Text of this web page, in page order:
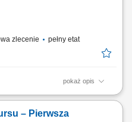
zlecenie pełny etat
pokaż opis
Czas trwania: 6 godzin
– Pierwsza